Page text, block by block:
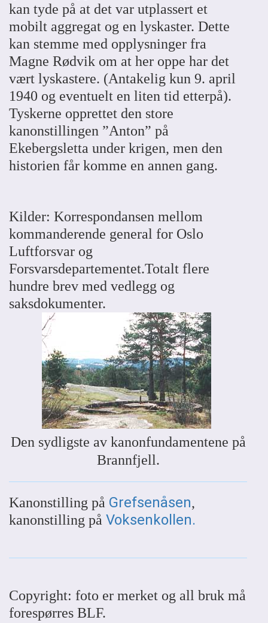
kan tyde på at det var utplassert et
mobilt aggregat og en lyskaster. Dette
kan stemme med opplysninger fra
Magne Rødvik om at her oppe har det
vært lyskastere. (Antakelig kun 9. april
1940 og eventuelt en liten tid etterpå).
Tyskerne opprettet den store
kanonstillingen ”Anton” på
Ekebergsletta under krigen, men den
historien får komme en annen gang.
Kilder: Korrespondansen mellom
kommanderende general for Oslo
Luftforsvar og
Forsvarsdepartementet.Totalt flere
hundre brev med vedlegg og
saksdokumenter.
Den sydligste av kanonfundamentene på
Brannfjell.
Kanonstilling på Grefsenåsen,
kanonstilling på Voksenkollen.
Copyright: foto er merket og all bruk må
forespørres BLF.